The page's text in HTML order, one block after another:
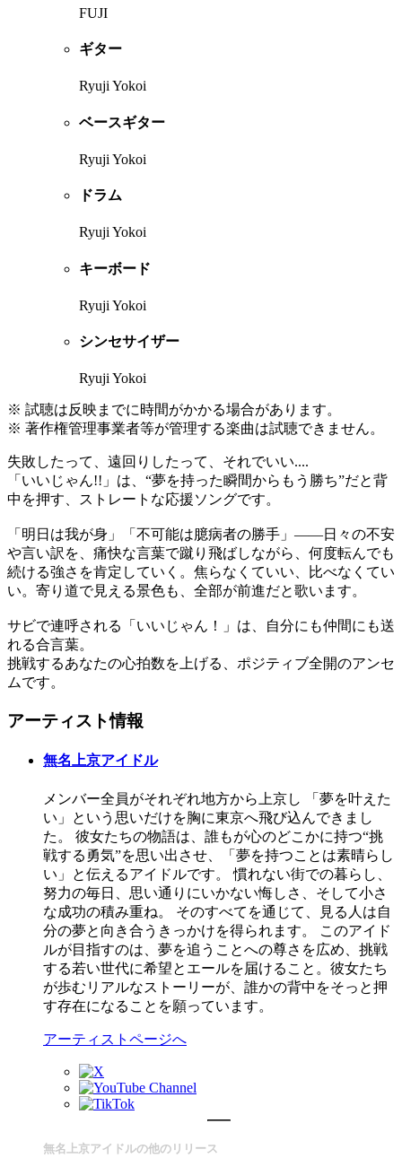
FUJI
ギター
Ryuji Yokoi
ベースギター
Ryuji Yokoi
ドラム
Ryuji Yokoi
キーボード
Ryuji Yokoi
シンセサイザー
Ryuji Yokoi
※ 試聴は反映までに時間がかかる場合があります。
※ 著作権管理事業者等が管理する楽曲は試聴できません。
失敗したって、遠回りしたって、それでいい....
「いいじゃん!!」は、“夢を持った瞬間からもう勝ち”だと背
中を押す、ストレートな応援ソングです。
「明日は我が身」「不可能は臆病者の勝手」——日々の不安
や言い訳を、痛快な言葉で蹴り飛ばしながら、何度転んでも
続ける強さを肯定していく。焦らなくていい、比べなくてい
い。寄り道で見える景色も、全部が前進だと歌います。
サビで連呼される「いいじゃん！」は、自分にも仲間にも送
れる合言葉。
挑戦するあなたの心拍数を上げる、ポジティブ全開のアンセ
ムです。
アーティスト情報
無名上京アイドル
メンバー全員がそれぞれ地方から上京し 「夢を叶えた
い」という思いだけを胸に東京へ飛び込んできまし
た。 彼女たちの物語は、誰もが心のどこかに持つ“挑
戦する勇気”を思い出させ、「夢を持つことは素晴らし
い」と伝えるアイドルです。 慣れない街での暮らし、
努力の毎日、思い通りにいかない悔しさ、そして小さ
な成功の積み重ね。 そのすべてを通じて、見る人は自
分の夢と向き合うきっかけを得られます。 このアイド
ルが目指すのは、夢を追うことへの尊さを広め、挑戦
する若い世代に希望とエールを届けること。彼女たち
が歩むリアルなストーリーが、誰かの背中をそっと押
す存在になることを願っています。
アーティストページへ
無名上京アイドルの他のリリース